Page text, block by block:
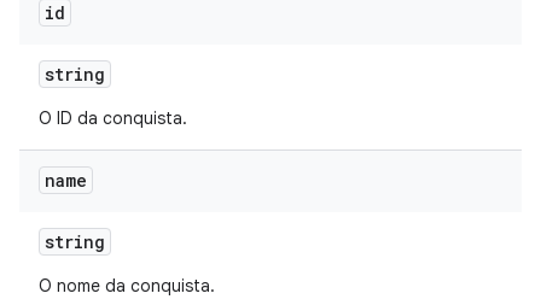
id
string
O ID da conquista.
name
string
O nome da conquista.